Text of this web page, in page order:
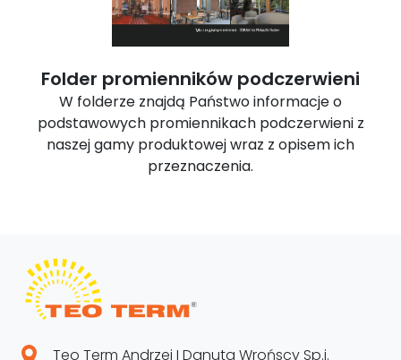
Folder promienników podczerwieni
W folderze znajdą Państwo informacje o
podstawowych promiennikach podczerwieni z
naszej gamy produktowej wraz z opisem ich
przeznaczenia.
Teo Term Andrzej I Danuta Wrońscy Sp.j.